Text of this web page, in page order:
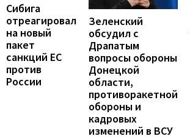
Сибига
отреагировал
на новый
пакет
санкций ЕС
против
России
Зеленский
обсудил с
Драпатым
вопросы обороны
Донецкой
области,
противоракетной
обороны и
кадровых
изменений в ВСУ